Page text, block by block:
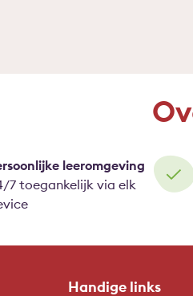
leeromgeving
7 toegankelijk via elk
Handige links